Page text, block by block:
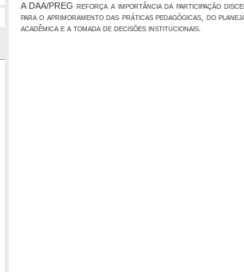
A DAA/PREG reforça a importância da participação
para o aprimoramento das práticas pedagógicas, do
acadêmica e a tomada de decisões institucionais.